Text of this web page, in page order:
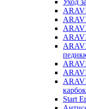
Уход
Start